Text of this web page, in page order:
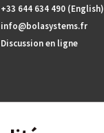
+33 644 634 490 (English)
info@bolasystems.fr
Discussion en ligne